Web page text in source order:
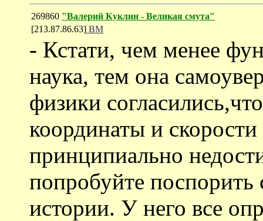
269860 "Валерий Куклин - Великая смута"
[213.87.86.63] ВМ
- Кстати, чем менее
наука, тем она
физики
координаты и скорости
принципиально
попробуйте
истории. У него все